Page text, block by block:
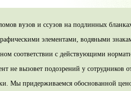
вузов и ссузов на подлинных
элементами, водяными
соответствии с действующими
не вызовет подозрений у сотрудников
Мы придерживаемся обоснованной